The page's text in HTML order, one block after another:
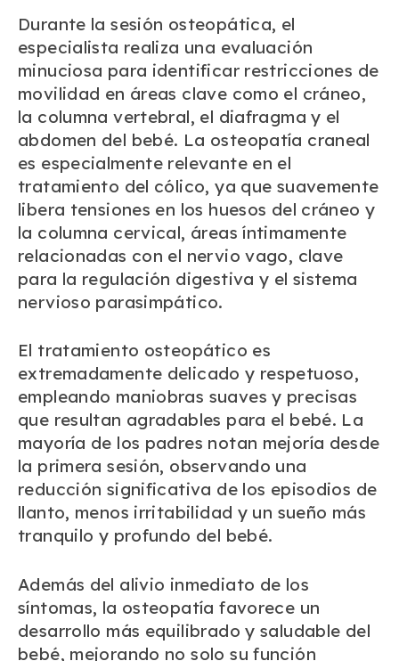
Durante la sesión osteopática, el
especialista realiza una evaluación
minuciosa para identificar restricciones de
movilidad en áreas clave como el cráneo,
la columna vertebral, el diafragma y el
abdomen del bebé. La osteopatía craneal
es especialmente relevante en el
tratamiento del cólico, ya que suavemente
libera tensiones en los huesos del cráneo y
la columna cervical, áreas íntimamente
relacionadas con el nervio vago, clave
para la regulación digestiva y el sistema
nervioso parasimpático.
El tratamiento osteopático es
extremadamente delicado y respetuoso,
empleando maniobras suaves y precisas
que resultan agradables para el bebé. La
mayoría de los padres notan mejoría desde
la primera sesión, observando una
reducción significativa de los episodios de
llanto, menos irritabilidad y un sueño más
tranquilo y profundo del bebé.
Además del alivio inmediato de los
síntomas, la osteopatía favorece un
desarrollo más equilibrado y saludable del
bebé, mejorando no solo su función